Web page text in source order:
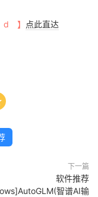
d 】 点此直达
下一篇
软件推荐
智谱AI输